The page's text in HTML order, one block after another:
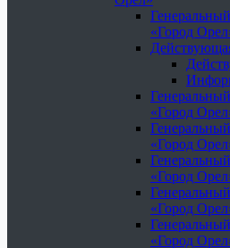
«Город
«Город
«Город
«Город
«Город
«Город